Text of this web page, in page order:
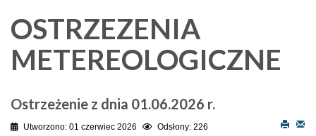
OSTRZEZENIA
METEREOLOGICZNE
Ostrzeżenie z dnia 01.06.2026 r.
Utworzono: 01 czerwiec 2026 Odsłony: 226